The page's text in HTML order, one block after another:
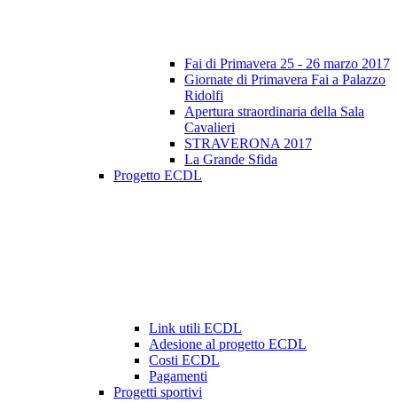
Fai di Primavera 25 - 26 marzo 2017
Giornate di Primavera Fai a Palazzo
Ridolfi
Apertura straordinaria della Sala
Cavalieri
STRAVERONA 2017
La Grande Sfida
Progetto ECDL
Link utili ECDL
Adesione al progetto ECDL
Costi ECDL
Pagamenti
Progetti sportivi